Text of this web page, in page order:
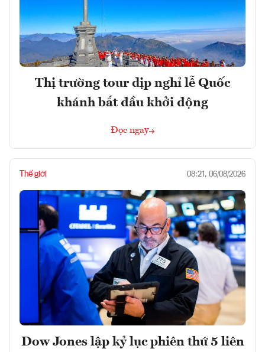
Thị trường tour dịp nghỉ lễ Quốc
khánh bắt đầu khởi động
Đọc ngay
Thế giới 08:21, 06/08/2026
Dow Jones lập kỷ lục phiên thứ 5 liên